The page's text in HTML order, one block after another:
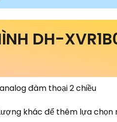
DH-
đàm thoại 2 chiều
khác để thêm lựa chọn